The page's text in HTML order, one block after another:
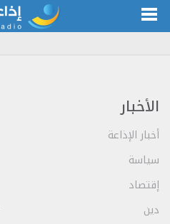
الأخبار
أخبار الإذاعة
سياسة
إقتصاد
دين